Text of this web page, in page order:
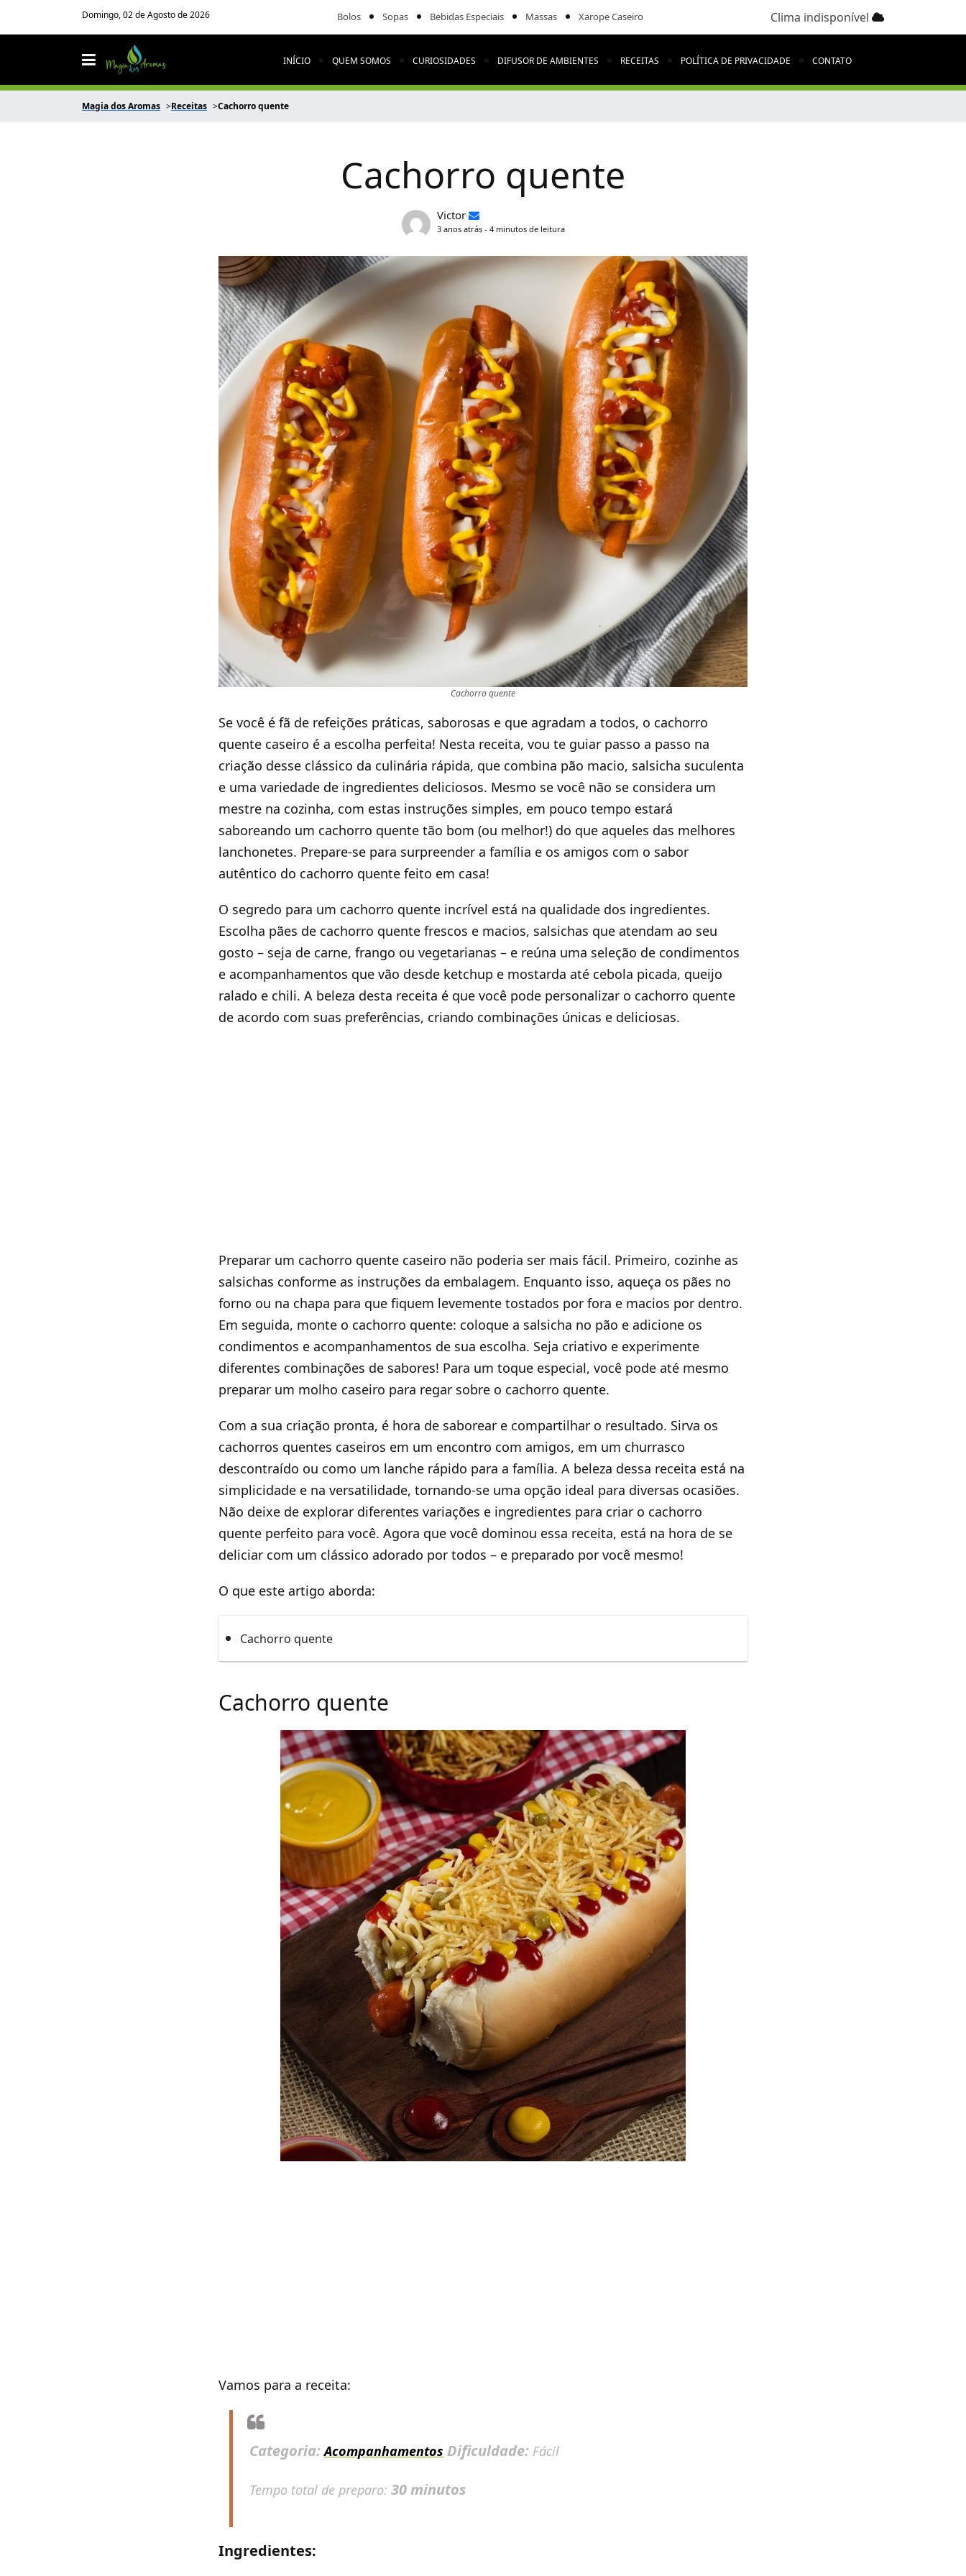
Domingo, 02 de Agosto de 2026 Bolos Sopas Bebidas Especiais Massas Xarope Caseiro Clima indisponível
INÍCIO QUEM SOMOS CURIOSIDADES DIFUSOR DE AMBIENTES RECEITAS POLÍTICA DE PRIVACIDADE CONTATO
Magia dos Aromas Receitas Cachorro quente
Cachorro quente
Victor
3 anos atrás - 4 minutos de leitura
Cachorro quente
Se você é fã de refeições práticas, saborosas e que agradam a todos, o cachorro
quente caseiro é a escolha perfeita! Nesta receita, vou te guiar passo a passo na
criação desse clássico da culinária rápida, que combina pão macio, salsicha suculenta
e uma variedade de ingredientes deliciosos. Mesmo se você não se considera um
mestre na cozinha, com estas instruções simples, em pouco tempo estará
saboreando um cachorro quente tão bom (ou melhor!) do que aqueles das melhores
lanchonetes. Prepare-se para surpreender a família e os amigos com o sabor
autêntico do cachorro quente feito em casa!
O segredo para um cachorro quente incrível está na qualidade dos ingredientes.
Escolha pães de cachorro quente frescos e macios, salsichas que atendam ao seu
gosto – seja de carne, frango ou vegetarianas – e reúna uma seleção de condimentos
e acompanhamentos que vão desde ketchup e mostarda até cebola picada, queijo
ralado e chili. A beleza desta receita é que você pode personalizar o cachorro quente
de acordo com suas preferências, criando combinações únicas e deliciosas.
Preparar um cachorro quente caseiro não poderia ser mais fácil. Primeiro, cozinhe as
salsichas conforme as instruções da embalagem. Enquanto isso, aqueça os pães no
forno ou na chapa para que fiquem levemente tostados por fora e macios por dentro.
Em seguida, monte o cachorro quente: coloque a salsicha no pão e adicione os
condimentos e acompanhamentos de sua escolha. Seja criativo e experimente
diferentes combinações de sabores! Para um toque especial, você pode até mesmo
preparar um molho caseiro para regar sobre o cachorro quente.
Com a sua criação pronta, é hora de saborear e compartilhar o resultado. Sirva os
cachorros quentes caseiros em um encontro com amigos, em um churrasco
descontraído ou como um lanche rápido para a família. A beleza dessa receita está na
simplicidade e na versatilidade, tornando-se uma opção ideal para diversas ocasiões.
Não deixe de explorar diferentes variações e ingredientes para criar o cachorro
quente perfeito para você. Agora que você dominou essa receita, está na hora de se
deliciar com um clássico adorado por todos – e preparado por você mesmo!
O que este artigo aborda:
Cachorro quente
Cachorro quente
Vamos para a receita:
Categoria:Acompanhamentos Dificuldade: Fácil
Tempo total de preparo: 30 minutos
Ingredientes: